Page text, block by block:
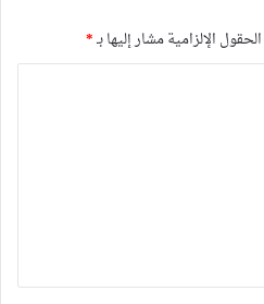
الحقول الإلزامية مشار إليها بـ*